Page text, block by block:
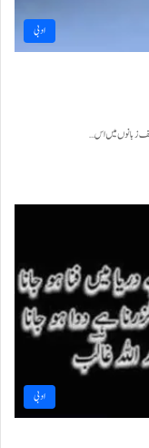
ادبی
زبانوں میں اس…
ادبی